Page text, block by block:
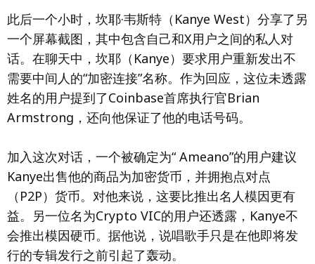
此后一个小时，坎耶·韦斯特（Kanye West）分享了另
一个屏幕截图，其中包含自己和X用户之间的私人对
话。在聊天中，坎耶（Kanye）要求用户重新发出不
需要中间人的“加密连接”名称。作为回应，这位未透露
姓名的用户提到了Coinbase首席执行官Brian
Armstrong，还向他保证了他的电话号码。
加入这次对话，一个被确定为“ Ameano”的用户建议
Kanye出售他的商品为加密货币，并拥抱点对点
（P2P）货币。对他来说，这要比推出名人模因更有
益。另一位名为Crypto VIC的用户还透露，Kanye不
会推出模因硬币。据他说，说唱歌手只是在他即将发
行的专辑发行之前引起了轰动。